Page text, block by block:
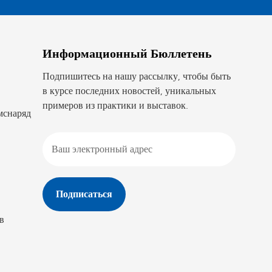
Информационный Бюллетень
Подпишитесь на нашу рассылку, чтобы быть
в курсе последних новостей, уникальных
примеров из практики и выставок.